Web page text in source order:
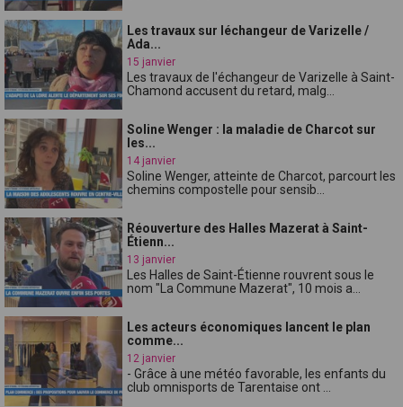
Les travaux sur léchangeur de Varizelle /
Ada...
15 janvier
Les travaux de l'échangeur de Varizelle à Saint-
Chamond accusent du retard, malg...
Soline Wenger : la maladie de Charcot sur
les...
14 janvier
Soline Wenger, atteinte de Charcot, parcourt les
chemins compostelle pour sensib...
Réouverture des Halles Mazerat à Saint-
Étienn...
13 janvier
Les Halles de Saint-Étienne rouvrent sous le
nom "La Commune Mazerat", 10 mois a...
Les acteurs économiques lancent le plan
comme...
12 janvier
- Grâce à une météo favorable, les enfants du
club omnisports de Tarentaise ont ...